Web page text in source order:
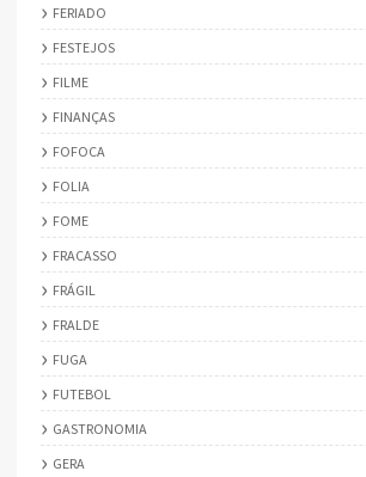
FERIADO
FESTEJOS
FILME
FINANÇAS
FOFOCA
FOLIA
FOME
FRACASSO
FRÁGIL
FRALDE
FUGA
FUTEBOL
GASTRONOMIA
GERA